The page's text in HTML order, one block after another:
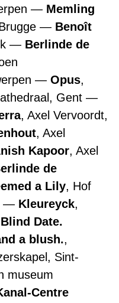
Memling
Benoît
Berlinde de
Opus,
Gent
, Axel Vervoordt,
, Axel
Kapoor, Axel
de
a Lily, Hof
Kleureyck,
Blind Date.
a blush.,
Sint-
museum
Centre